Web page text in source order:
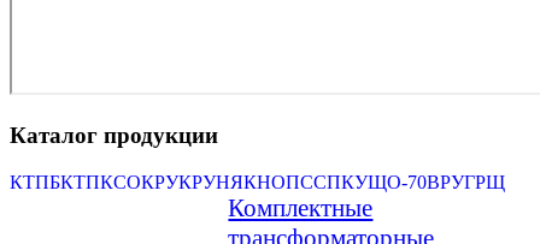
Каталог продукции
КТПБКТПКСОКРУКРУНЯКНОПССПКУЩО-70ВРУГРЩ
Комплектные
трансформаторные